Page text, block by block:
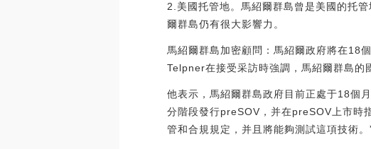
2.美國托管地。馬紹爾群島曾是美國的托
爾群島仍有很大影響力。
馬紹爾群島加密顧問：馬紹爾政府將在18
Telpner在接受采訪時強調，馬紹爾群島的
他表示，馬紹爾群島政府目前正處于18個
分階段發行preSOV，并在preSOV上市時
管和合規規定，并且將能夠測試這項技術。